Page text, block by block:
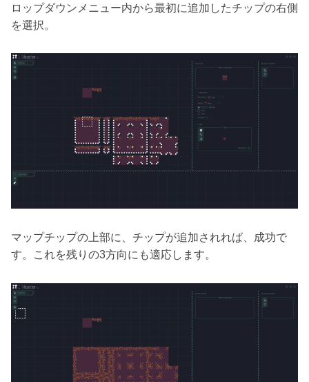
ロップダウンメニュー内から最初に追加したチップの右側
を選択。
マップチップの上部に、チップが追加されれば、成功で
す。これを残りの3方向にも適応します。